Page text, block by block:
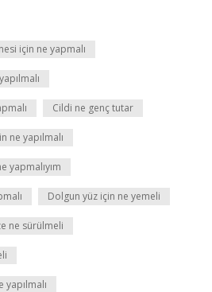
için ne yapmalı
Cildi ne genç tutar
ne yapılmalı
yapmalıyım
Dolgun yüz için ne yemeli
ne sürülmeli